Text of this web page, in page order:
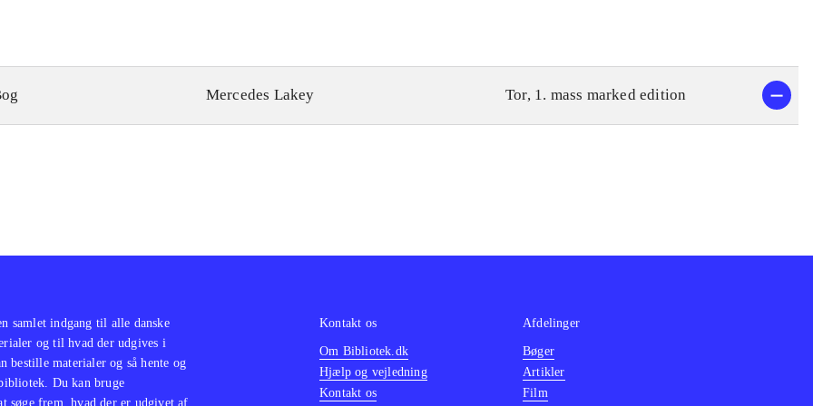
Mercedes Lakey Tor, 1. mass marked edition
samlet indgang til alle danske
og til hvad der udgives i
bestille materialer og så hente og
Du kan bruge
søge frem, hvad der er udgivet af
Kontakt os
Om Bibliotek.dk
Hjælp og vejledning
Kontakt os
Afdelinger
Bøger
Artikler
Film